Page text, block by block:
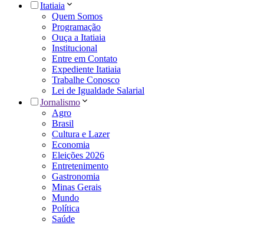
Itatiaia
Quem Somos
Programação
Ouça a Itatiaia
Institucional
Entre em Contato
Expediente Itatiaia
Trabalhe Conosco
Lei de Igualdade Salarial
Jornalismo
Agro
Brasil
Cultura e Lazer
Economia
Eleições 2026
Entretenimento
Gastronomia
Minas Gerais
Mundo
Política
Saúde